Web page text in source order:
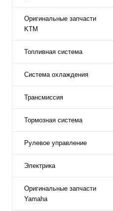
Оригинальные запчасти
KTM
Топливная система
Система охлаждения
Трансмиссия
Тормозная система
Рулевое управление
Электрика
Оригинальные запчасти
Yamaha